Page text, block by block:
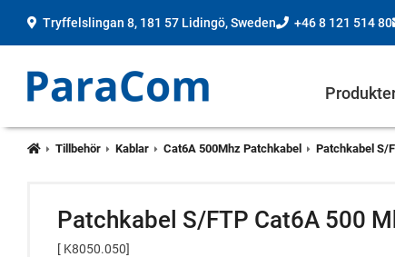
Tryffelslingan 8, 181 57 Lidingö, Sweden +46 8 121 514 80
Tillbehör Kablar Cat6A 500Mhz Patchkabel Patchkabel S/
Patchkabel S/FTP Cat6A 500
[ K8050.050]